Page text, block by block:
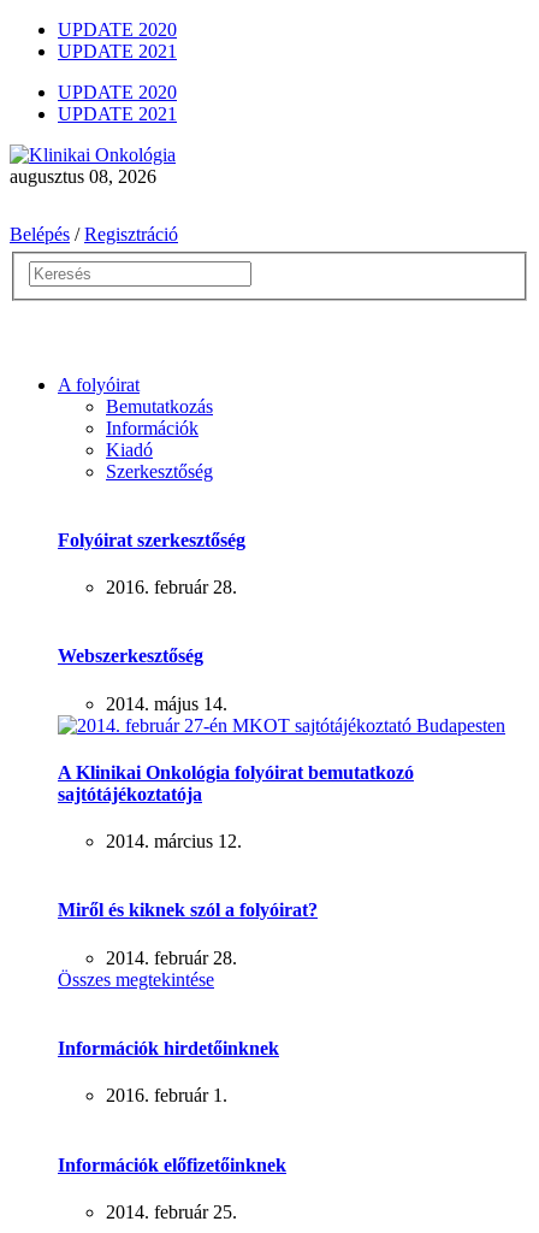
UPDATE 2020
UPDATE 2021
UPDATE 2020
UPDATE 2021
augusztus 08, 2026
Belépés / Regisztráció
A folyóirat
Bemutatkozás
Információk
Kiadó
Szerkesztőség
Folyóirat szerkesztőség
2016. február 28.
Webszerkesztőség
2014. május 14.
A Klinikai Onkológia folyóirat bemutatkozó
sajtótájékoztatója
2014. március 12.
Miről és kiknek szól a folyóirat?
2014. február 28.
Összes megtekintése
Információk hirdetőinknek
2016. február 1.
Információk előfizetőinknek
2014. február 25.